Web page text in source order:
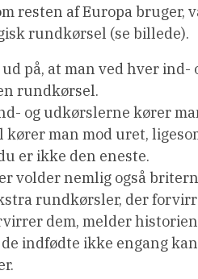
resten af Europa bruger,
rundkørsel (se billede).
på, at man ved hver ind-
rundkørsel.
og udkørslerne kører
man mod uret,
er ikke den eneste.
volder nemlig også
rundkørsler, der
dem, melder
indfødte ikke engang